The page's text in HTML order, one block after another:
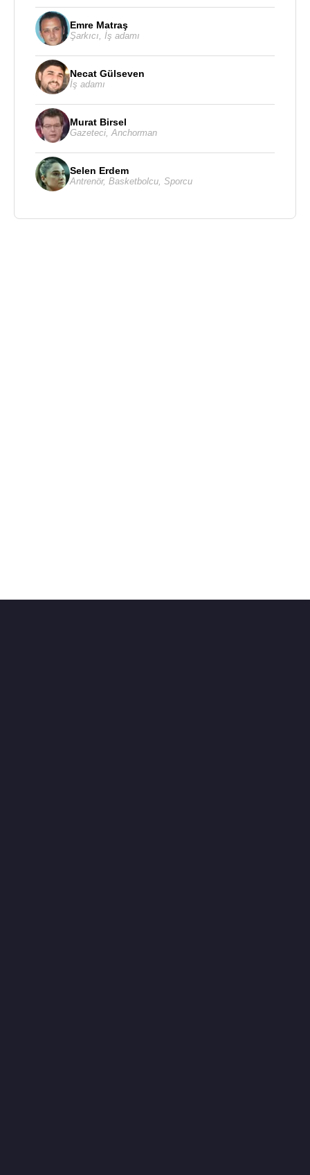
Emre Matraş
Şarkıcı İş adamı
Necat Gülseven
İş adamı
Murat Birsel
Gazeteci Anchorman
Selen Erdem
Antrenör, Basketbolcu Sporcu